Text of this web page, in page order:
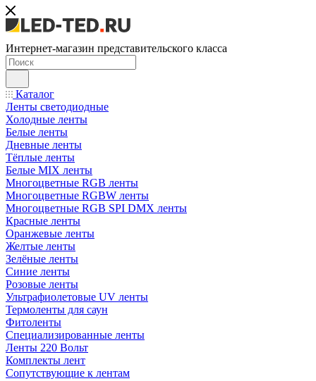
Интернет-магазин представительского класса
Каталог
Ленты светодиодные
Холодные ленты
Белые ленты
Дневные ленты
Тёплые ленты
Белые MIX ленты
Многоцветные RGB ленты
Многоцветные RGBW ленты
Многоцветные RGB SPI DMX ленты
Красные ленты
Оранжевые ленты
Желтые ленты
Зелёные ленты
Синие ленты
Розовые ленты
Ультрафиолетовые UV ленты
Термоленты для саун
Фитоленты
Специализированные ленты
Ленты 220 Вольт
Комплекты лент
Сопутствующие к лентам